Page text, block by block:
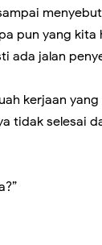
pun yang kita
ada jalan
kerjaan yang
tidak selesai